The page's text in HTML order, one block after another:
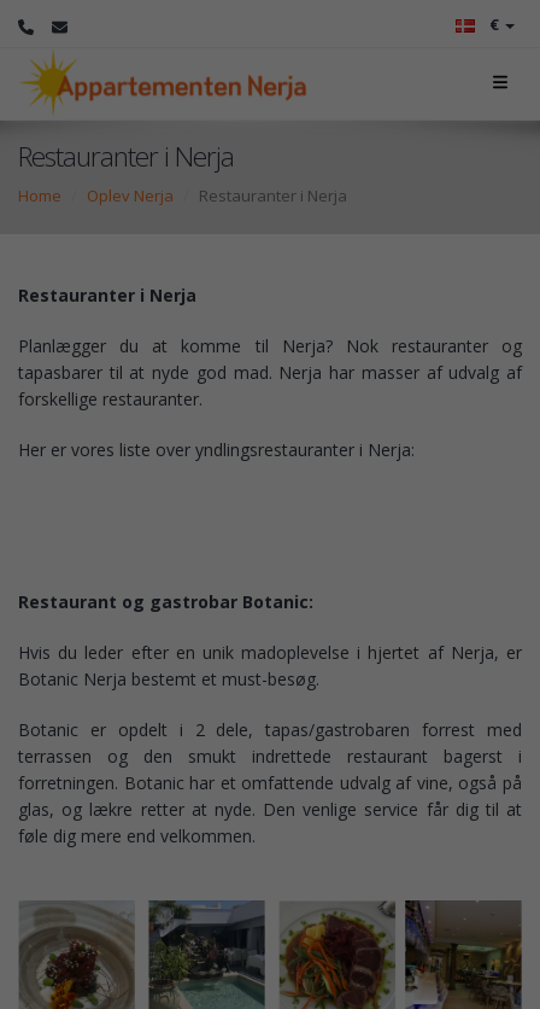
€
Restauranter i Nerja
Home Oplev Nerja Restauranter i Nerja
Restauranter i Nerja
Planlægger du at komme til Nerja? Nok restauranter og
tapasbarer til at nyde god mad. Nerja har masser af udvalg af
forskellige restauranter.
Her er vores liste over yndlingsrestauranter i Nerja:
Restaurant og gastrobar Botanic:
Hvis du leder efter en unik madoplevelse i hjertet af Nerja, er
Botanic Nerja bestemt et must-besøg.
Botanic er opdelt i 2 dele, tapas/gastrobaren forrest med
terrassen og den smukt indrettede restaurant bagerst i
forretningen. Botanic har et omfattende udvalg af vine, også på
glas, og lækre retter at nyde. Den venlige service får dig til at
føle dig mere end velkommen.